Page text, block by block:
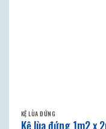
KỆ LÙA ĐỨNG
Kệ lùa đứng 1m2 x